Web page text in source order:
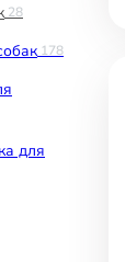
28
178
для